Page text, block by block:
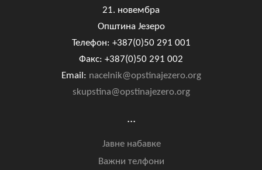
21. новембра
Општина Језеро
Телефон: +387(0)50 291 001
Факс: +387(0)50 291 002
Email: nacelnik@opstinajezero.org
skupstina@opstinajezero.org
...
Јавне набавке
Важни телфони